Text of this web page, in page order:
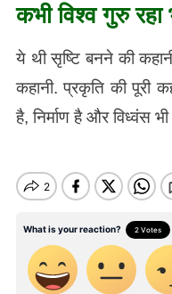
कभी विश्व गुरु
ये थी सृष्टि बनने की
कहानी. प्रकृति की पूरी
है, निर्माण है और विध्वंस